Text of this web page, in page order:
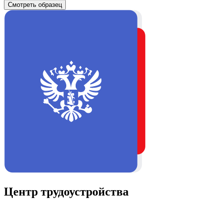
Смотреть образец
Центр трудоустройства